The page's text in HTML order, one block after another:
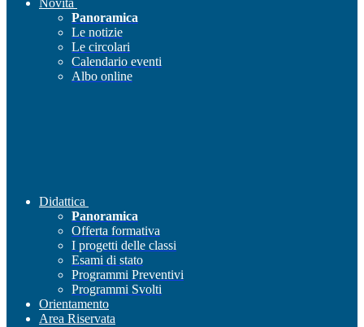
Novità
Panoramica
Le notizie
Le circolari
Calendario eventi
Albo online
Didattica
Panoramica
Offerta formativa
I progetti delle classi
Esami di stato
Programmi Preventivi
Programmi Svolti
Orientamento
Area Riservata